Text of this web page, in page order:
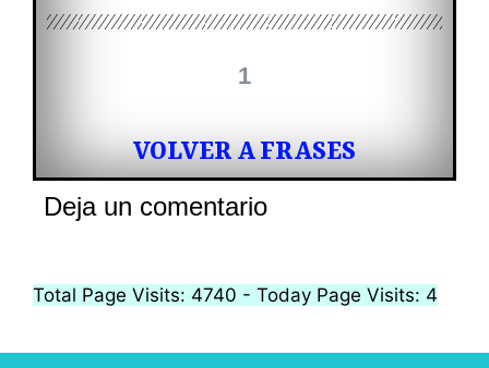
1
VOLVER A FRASES
Deja un comentario
Total Page Visits: 4740 - Today Page Visits: 4